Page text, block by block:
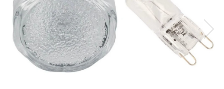
si Uscatoare
Accesorii Electrocasnice Mici
Filtre Purificatoare Aer
Accesorii Piese Aer Conditionat